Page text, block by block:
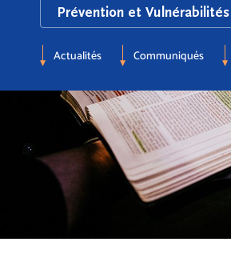
Actualités Communiqués